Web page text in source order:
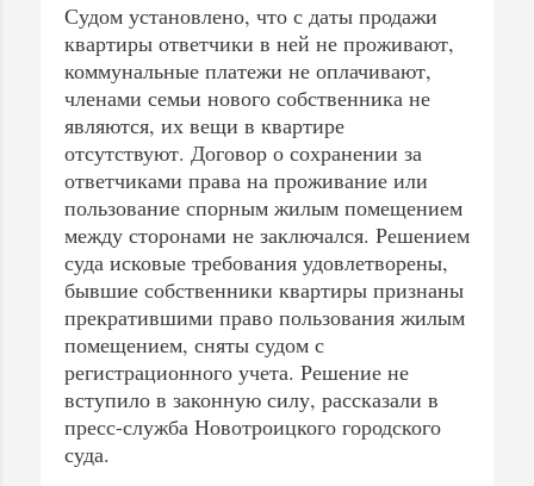
Судом установлено, что с даты продажи
квартиры ответчики в ней не проживают,
коммунальные платежи не оплачивают,
членами семьи нового собственника не
являются, их вещи в квартире
отсутствуют. Договор о сохранении за
ответчиками права на проживание или
пользование спорным жилым помещением
между сторонами не заключался. Решением
суда исковые требования удовлетворены,
бывшие собственники квартиры признаны
прекратившими право пользования жилым
помещением, сняты судом с
регистрационного учета. Решение не
вступило в законную силу, рассказали в
пресс-служба Новотроицкого городского
суда.